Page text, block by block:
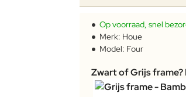
Op voorraad, snel
Merk: Houe
Model: Four
Zwart of Grijs